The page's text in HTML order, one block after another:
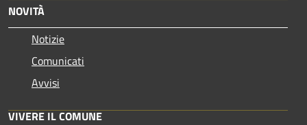
NOVITÀ
Notizie
Comunicati
Avvisi
VIVERE IL COMUNE